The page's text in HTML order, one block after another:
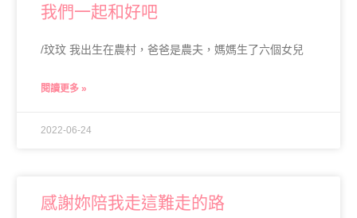
我們一起和好吧
/玟玟 我出生在農村，爸爸是農夫，媽媽生了六個女兒
閱讀更多 »
2022-06-24
感謝妳陪我走這難走的路